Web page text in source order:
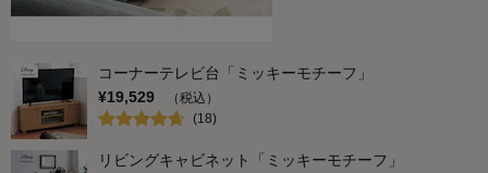
コーナーテレビ台「ミッキーモチーフ」
¥19,529
（税込）
(18)
リビングキャビネット「ミッキーモチーフ」